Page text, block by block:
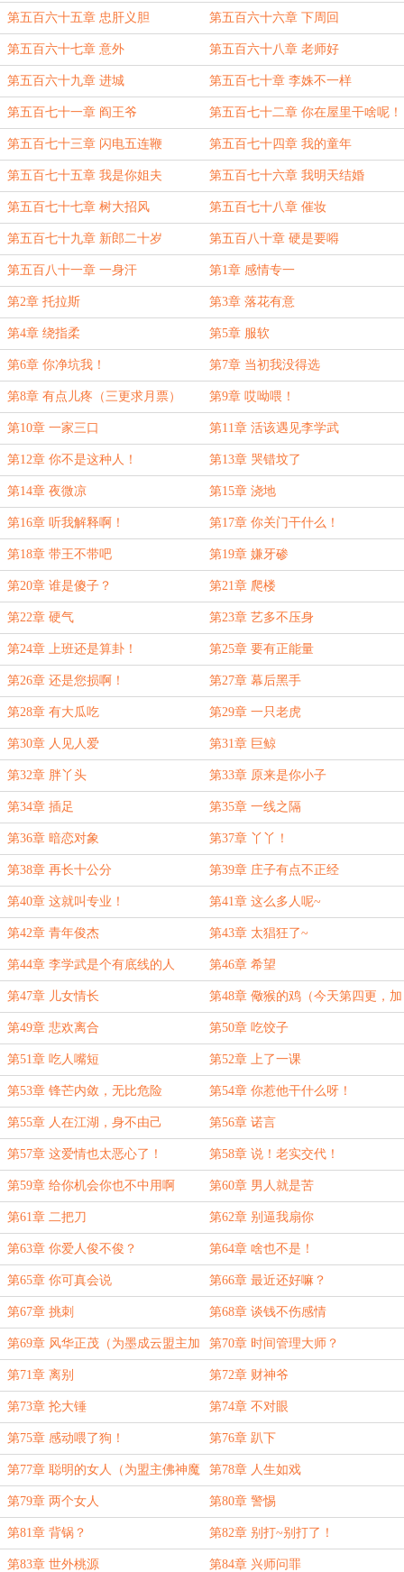
第五百六十五章 忠肝义胆 第五百六十六章 下周回
第五百六十七章 意外 第五百六十八章 老师好
第五百六十九章 进城 第五百七十章 李姝不一样
第五百七十一章 阎王爷 第五百七十二章 你在屋里干啥呢！
第五百七十三章 闪电五连鞭 第五百七十四章 我的童年
第五百七十五章 我是你姐夫 第五百七十六章 我明天结婚
第五百七十七章 树大招风 第五百七十八章 催妆
第五百七十九章 新郎二十岁 第五百八十章 硬是要嘚
第五百八十一章 一身汗 第1章 感情专一
第2章 托拉斯 第3章 落花有意
第4章 绕指柔 第5章 服软
第6章 你净坑我！ 第7章 当初我没得选
第8章 有点儿疼（三更求月票） 第9章 哎呦喂！
第10章 一家三口 第11章 活该遇见李学武
第12章 你不是这种人！ 第13章 哭错坟了
第14章 夜微凉 第15章 浇地
第16章 听我解释啊！ 第17章 你关门干什么！
第18章 带王不带吧 第19章 嫌牙碜
第20章 谁是傻子？ 第21章 爬楼
第22章 硬气 第23章 艺多不压身
第24章 上班还是算卦！ 第25章 要有正能量
第26章 还是您损啊！ 第27章 幕后黑手
第28章 有大瓜吃 第29章 一只老虎
第30章 人见人爱 第31章 巨鲸
第32章 胖丫头 第33章 原来是你小子
第34章 插足 第35章 一线之隔
第36章 暗恋对象 第37章 丫丫！
第38章 再长十公分 第39章 庄子有点不正经
第40章 这就叫专业！ 第41章 这么多人呢~
第42章 青年俊杰 第43章 太猖狂了~
第44章 李学武是个有底线的人 第46章 希望
第47章 儿女情长 第48章 儆猴的鸡（今天第四更，加
更求月票）
第49章 悲欢离合 第50章 吃饺子
第51章 吃人嘴短 第52章 上了一课
第53章 锋芒内敛，无比危险 第54章 你惹他干什么呀！
第55章 人在江湖，身不由己 第56章 诺言
第57章 这爱情也太恶心了！ 第58章 说！老实交代！
第59章 给你机会你也不中用啊 第60章 男人就是苦
第61章 二把刀 第62章 别逼我扇你
第63章 你爱人俊不俊？ 第64章 啥也不是！
第65章 你可真会说 第66章 最近还好嘛？
第67章 挑刺 第68章 谈钱不伤感情
第69章 风华正茂（为墨成云盟主加
更）
第70章 时间管理大师？
第71章 离别 第72章 财神爷
第73章 抡大锤 第74章 不对眼
第75章 感动喂了狗！ 第76章 趴下
第77章 聪明的女人（为盟主佛神魔
神加更）
第78章 人生如戏
第79章 两个女人 第80章 警惕
第81章 背锅？ 第82章 别打~别打了！
第83章 世外桃源 第84章 兴师问罪